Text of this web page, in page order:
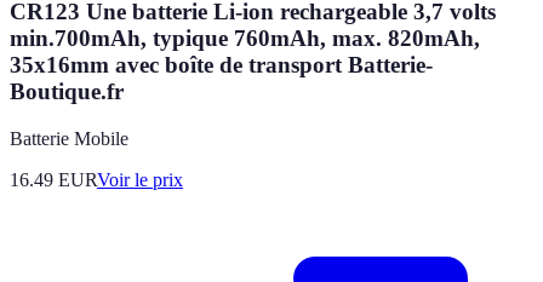
CR123 Une batterie Li-ion rechargeable 3,7 volts
min.700mAh, typique 760mAh, max. 820mAh,
35x16mm avec boîte de transport Batterie-
Boutique.fr
Batterie Mobile
16.49 EURVoir le prix